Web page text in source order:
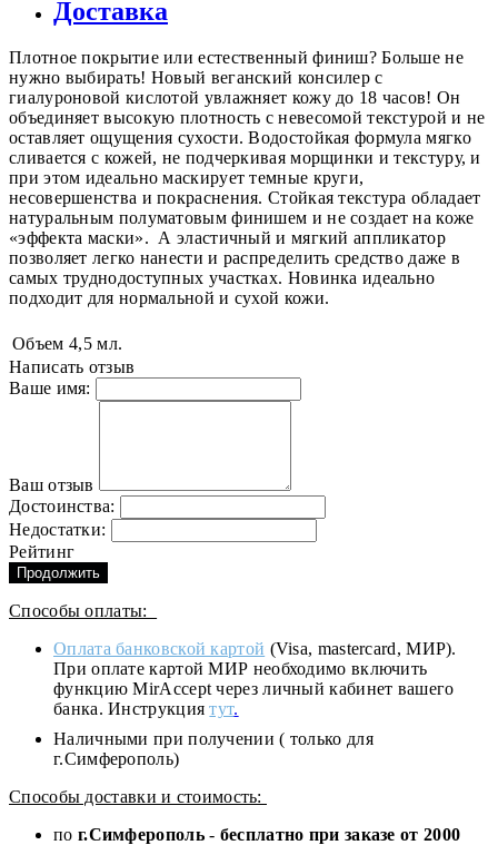
Доставка
Плотное покрытие или естественный финиш? Больше не
нужно выбирать! Новый веганский консилер с
гиалуроновой кислотой увлажняет кожу до 18 часов! Он
объединяет высокую плотность с невесомой текстурой и не
оставляет ощущения сухости. Водостойкая формула мягко
сливается с кожей, не подчеркивая морщинки и текстуру, и
при этом идеально маскирует темные круги,
несовершенства и покраснения. Стойкая текстура обладает
натуральным полуматовым финишем и не создает на коже
«эффекта маски». А эластичный и мягкий аппликатор
позволяет легко нанести и распределить средство даже в
самых труднодоступных участках. Новинка идеально
подходит для нормальной и сухой кожи.
Объем 4,5 мл.
Написать отзыв
Ваше имя:
Ваш отзыв
Достоинства:
Недостатки:
Рейтинг
Продолжить
Способы оплаты:
Оплата банковской картой (Visa, mastercard, МИР).
При оплате картой МИР необходимо включить
функцию MirAccept через личный кабинет вашего
банка. Инструкциятут.
Наличными при получении ( только для
г.Симферополь)
Способы доставки и стоимость:
по г.Симферополь- бесплатно при заказе от 2000